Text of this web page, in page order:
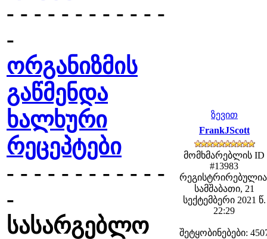
- - - - - - - - - - - -
-
ორგანიზმის
გაწმენდა
ხალხური
რეცეპტები
- - - - - - - - - - - -
-
სასარგებლო
ზევით
FrankJScott
მომხმარებლის ID
#13983
სამშაბათი, 21
სექტემბერი 2021 წ.
22:29
შეტყობინებები: